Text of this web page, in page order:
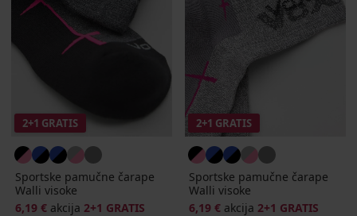
2+1 GRATIS
Sportske pamučne čarape
Walli visoke
6,19 € akcija 2+1 GRATIS
2+1 GRATIS
Sportske pamučne čarape
Walli visoke
6,19 € akcija 2+1 GRATIS